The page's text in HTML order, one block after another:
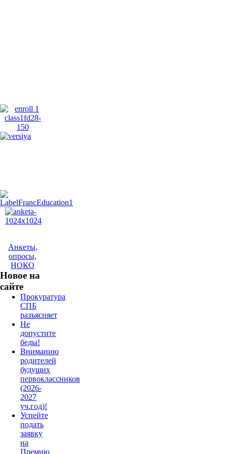
Анкеты,
опросы,
НОКО
Новое на
сайте
Прокуратура
СПБ
разъясняет
Не
допустите
беды!
Вниманию
родителей
будущих
первоклассников
(2026-
2027
уч.год)!
Успейте
подать
заявку
на
Премию